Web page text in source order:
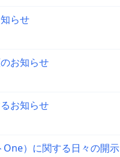
らせ
お知らせ
お知らせ
One）に関する日々の開示